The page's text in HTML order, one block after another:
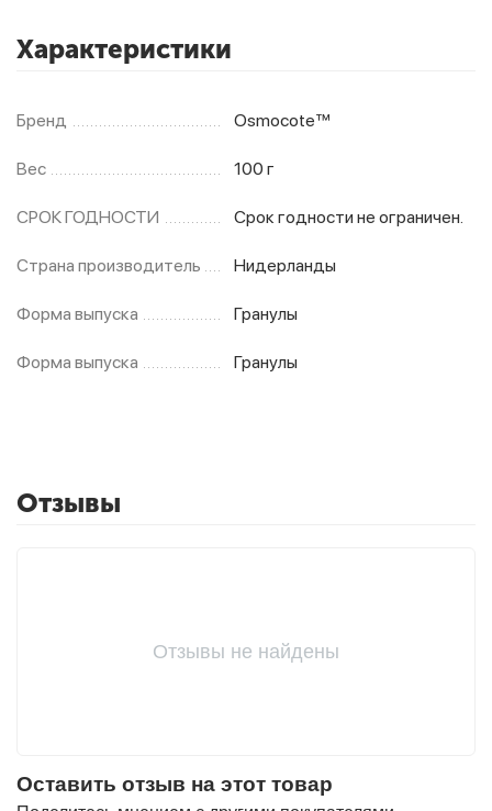
Характеристики
Бренд Osmocote™
Вес 100 г
СРОК ГОДНОСТИ Срок годности не ограничен.
Страна производитель Нидерланды
Форма выпуска Гранулы
Форма выпуска Гранулы
Отзывы
Отзывы не найдены
Оставить отзыв на этот товар